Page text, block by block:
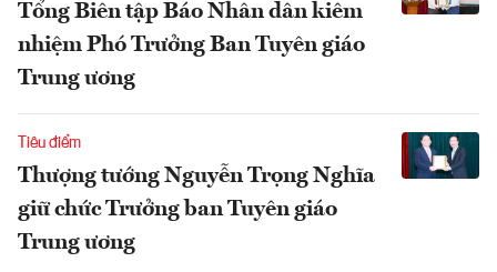
Tổng Biên tập Báo Nhân dân kiêm
nhiệm Phó Trưởng Ban Tuyên giáo
Trung ương
Tiêu điểm
Thượng tướng Nguyễn Trọng Nghĩa
giữ chức Trưởng ban Tuyên giáo
Trung ương